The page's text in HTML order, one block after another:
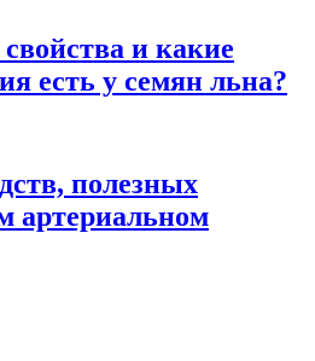
и какие
есть у семян льна?
полезных
артериальном